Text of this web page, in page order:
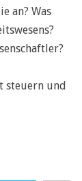
an? Was
steuern und